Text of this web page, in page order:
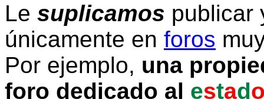
Le suplicamos publicar
únicamente en foros
Por ejemplo, una
foro dedicado al estad